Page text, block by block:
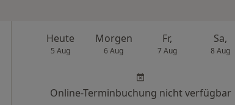
Heute
5 Aug
Morgen
6 Aug
Fr,
7 Aug
Sa,
8 Aug
Online-Terminbuchung nicht verfügbar